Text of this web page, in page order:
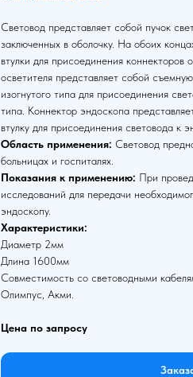
Световод представляет собой пучок
заключенных в оболочку. На обоих
втулки для присоединения коннекторов
осветителя представляет собой
изогнутого типа для присоединения
типа. Коннектор эндоскопа
втулку для присоединения световода к
Область применения: Световод
больницах и госпиталях.
Показания к применению: При
исследований для передачи
эндоскопу.
Характеристики:
Диаметр 2мм
Длина 1600мм
Совместимость со световодными
Олимпус, Акми.
Цена по запросу